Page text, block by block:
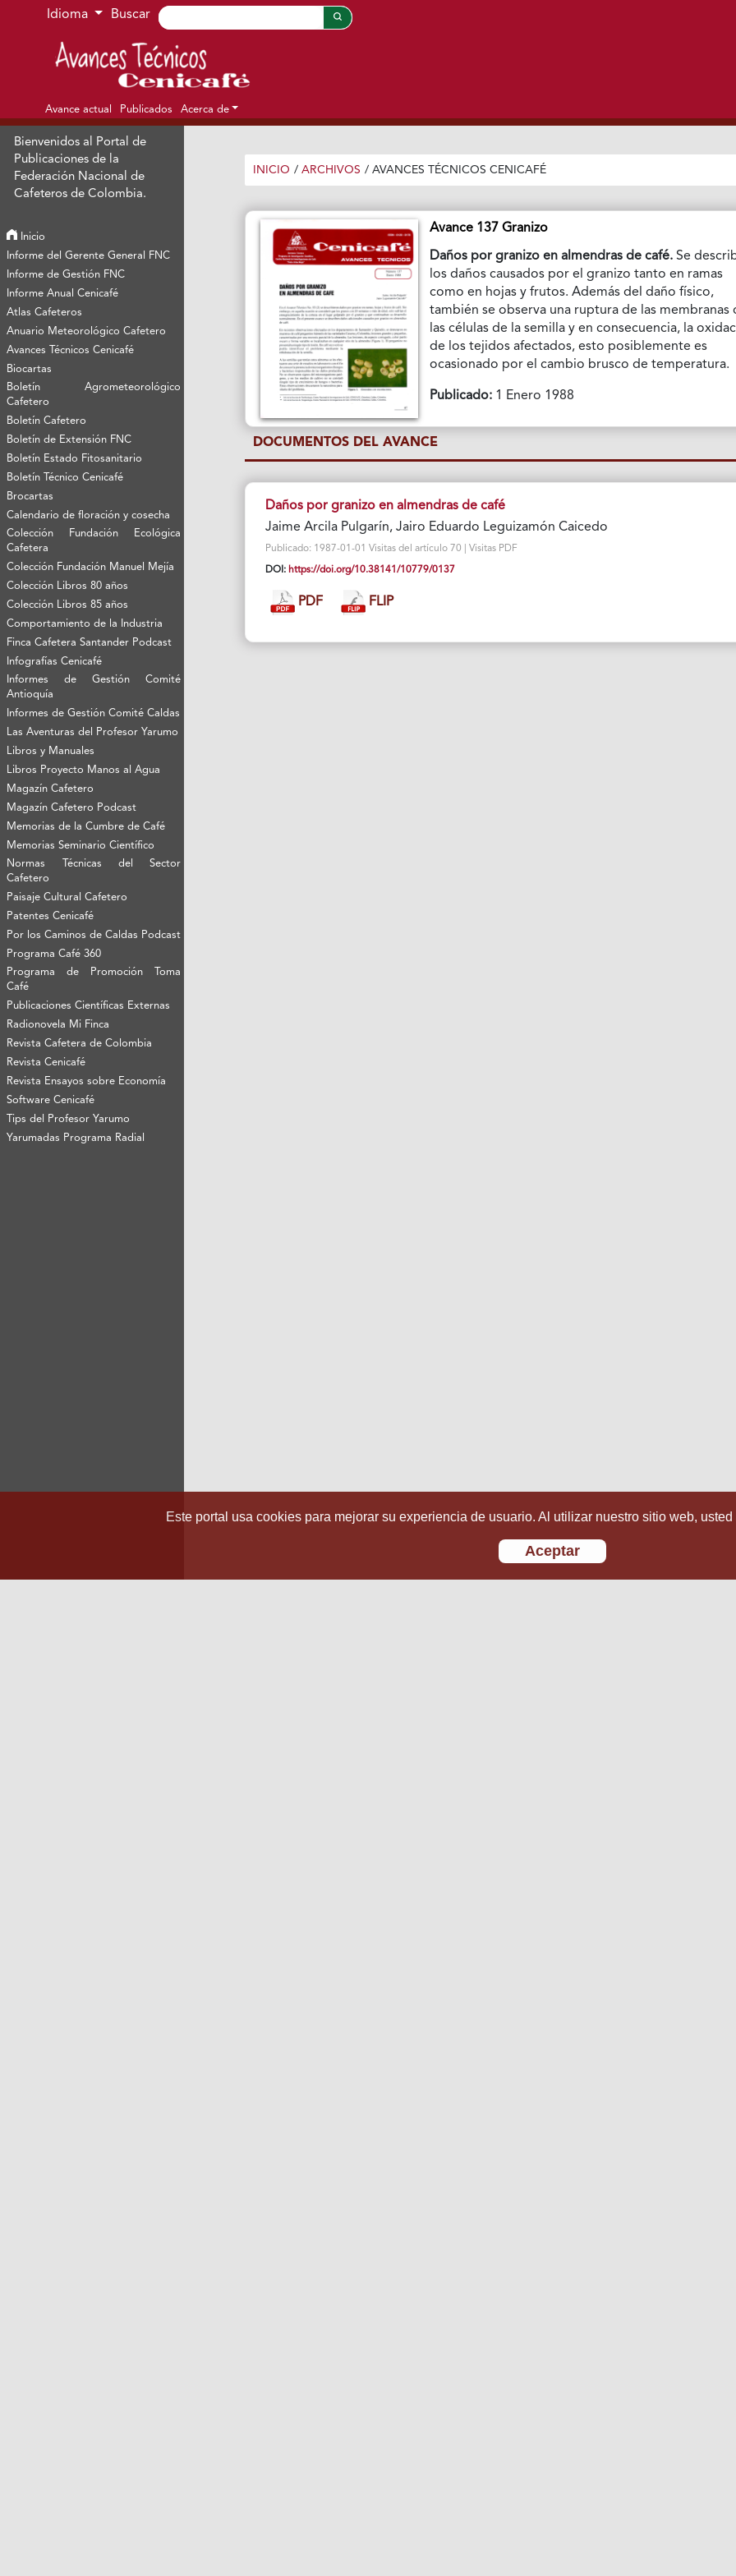
Ir al menú de navegación principal
Ir al contenido principal
Ir al pie de página del sitio
Idioma Buscar
Avance actual Publicados Acerca de
Bienvenidos al Portal de
Publicaciones de la
Federación Nacional de
Cafeteros de Colombia.
Inicio
Informe del Gerente General FNC
Informe de Gestión FNC
Informe Anual Cenicafé
Atlas Cafeteros
Anuario Meteorológico Cafetero
Avances Técnicos Cenicafé
Biocartas
Boletín Agrometeorológico
Cafetero
Boletín Cafetero
Boletín de Extensión FNC
Boletín Estado Fitosanitario
Boletín Técnico Cenicafé
Brocartas
Calendario de floración y cosecha
Colección Fundación Ecológica
Cafetera
Colección Fundación Manuel Mejía
Colección Libros 80 años
Colección Libros 85 años
Comportamiento de la Industria
Finca Cafetera Santander Podcast
Infografías Cenicafé
Informes de Gestión Comité
Antioquía
Informes de Gestión Comité Caldas
Las Aventuras del Profesor Yarumo
Libros y Manuales
Libros Proyecto Manos al Agua
Magazín Cafetero
Magazín Cafetero Podcast
Memorias de la Cumbre de Café
Memorias Seminario Científico
Normas Técnicas del Sector
Cafetero
Paisaje Cultural Cafetero
Patentes Cenicafé
Por los Caminos de Caldas Podcast
Programa Café 360
Programa de Promoción Toma
Café
Publicaciones Científicas Externas
Radionovela Mi Finca
Revista Cafetera de Colombia
Revista Cenicafé
Revista Ensayos sobre Economía
Software Cenicafé
Tips del Profesor Yarumo
Yarumadas Programa Radial
INICIO / ARCHIVOS / AVANCES TÉCNICOS CENICAFÉ
Avance 137 Granizo
Daños por granizo en almendras de café.Se
los daños causados por el granizo tanto en ramas
como en hojas y frutos. Además del daño físico,
también se observa una ruptura de las membranas
las células de la semilla y en consecuencia, la
de los tejidos afectados, esto posiblemente es
ocasionado por el cambio brusco de temperatura.
Publicado: 1 Enero 1988
DOCUMENTOS DEL AVANCE
Daños por granizo en almendras de café
Jaime Arcila Pulgarín, Jairo Eduardo Leguizamón Caicedo
Publicado: 1987-01-01 Visitas del artículo 70 | Visitas PDF
DOI: https://doi.org/10.38141/10779/0137
PDF FLIP
Este portal usa cookies para mejorar su experiencia de usuario. Al utilizar nuestro sitio web,
Aceptar